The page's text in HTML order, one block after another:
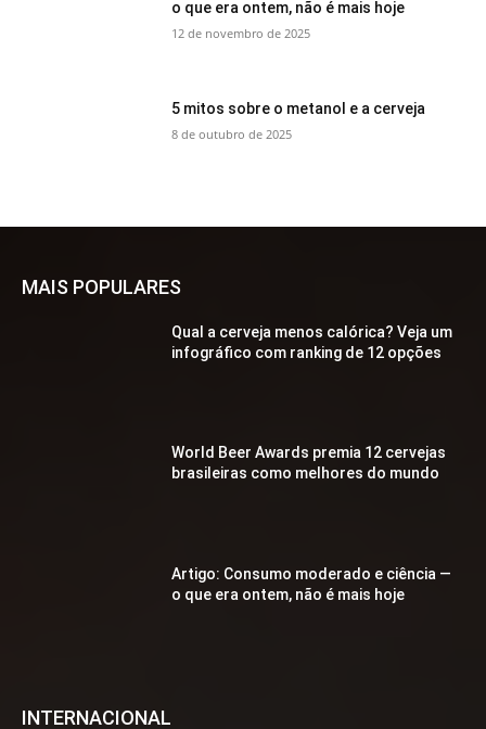
o que era ontem, não é mais hoje
12 de novembro de 2025
5 mitos sobre o metanol e a cerveja
8 de outubro de 2025
MAIS POPULARES
Qual a cerveja menos calórica? Veja um
infográfico com ranking de 12 opções
World Beer Awards premia 12 cervejas
brasileiras como melhores do mundo
Artigo: Consumo moderado e ciência —
o que era ontem, não é mais hoje
INTERNACIONAL